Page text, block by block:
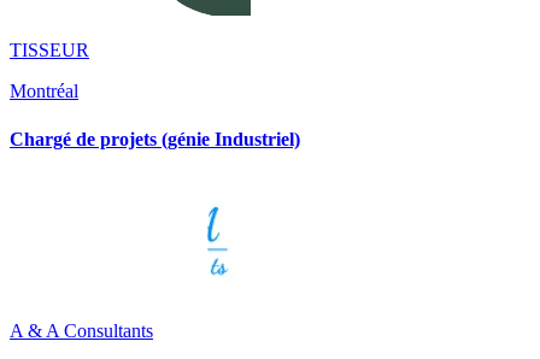
TISSEUR
Montréal
Chargé de projets (génie Industriel)
A & A Consultants